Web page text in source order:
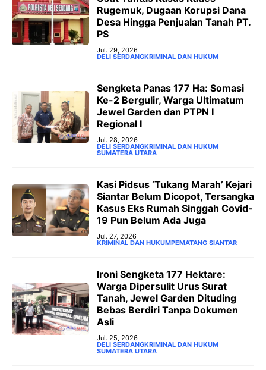
Rugemuk, Dugaan Korupsi Dana
Desa Hingga Penjualan Tanah PT.
PS ‎
Jul. 29, 2026
DELI SERDANGKRIMINAL DAN HUKUM
Sengketa Panas 177 Ha: Somasi
Ke-2 Bergulir, Warga Ultimatum
Jewel Garden dan PTPN I
Regional I ‎
Jul. 28, 2026
DELI SERDANGKRIMINAL DAN HUKUM
SUMATERA UTARA
Kasi Pidsus ‘Tukang Marah’ Kejari
Siantar Belum Dicopot, Tersangka
Kasus Eks Rumah Singgah Covid-
19 Pun Belum Ada Juga
Jul. 27, 2026
KRIMINAL DAN HUKUMPEMATANG SIANTAR
‎Ironi Sengketa 177 Hektare:
Warga Dipersulit Urus Surat
Tanah, Jewel Garden Dituding
Bebas Berdiri Tanpa Dokumen
Asli
Jul. 25, 2026
DELI SERDANGKRIMINAL DAN HUKUM
SUMATERA UTARA